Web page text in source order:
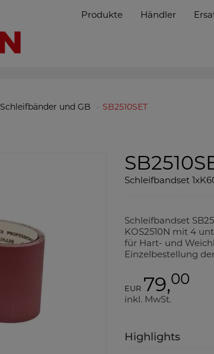
Produkte Händler
Schleifbänder und GB SB2510SET
Schleifbandset
Schleifbandset
KOS2510N mit 4
für Hart- und
Einzelbestellung
EUR 79,00
inkl. MwSt.
Highlights